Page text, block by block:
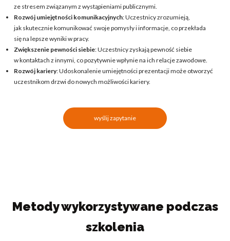
ze stresem związanym z wystąpieniami publicznymi.
Rozwój umiejętności komunikacyjnych: Uczestnicy zrozumieją,
jak skutecznie komunikować swoje pomysły i informacje, co przekłada
się na lepsze wyniki w pracy.
Zwiększenie pewności siebie: Uczestnicy zyskają pewność siebie
w kontaktach z innymi, co pozytywnie wpłynie na ich relacje zawodowe.
Rozwój kariery: Udoskonalenie umiejętności prezentacji może otworzyć
uczestnikom drzwi do nowych możliwości kariery.
wyślij zapytanie
Metody wykorzystywane podczas
szkolenia